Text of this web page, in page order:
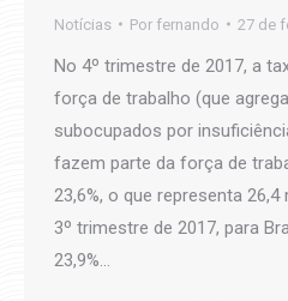
Notícias Por fernando 27 de
No 4º trimestre de 2017, a
força de trabalho (que
subocupados por
fazem parte da força de
23,6%, o que representa
3º trimestre de 2017, para
23,9%…